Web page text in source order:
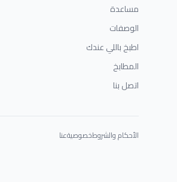
مساعدة
الوصفات
اطبخ باللي عندك
المطابخ
اتصل بنا
الأحكام والشروطخصوصيةعنا